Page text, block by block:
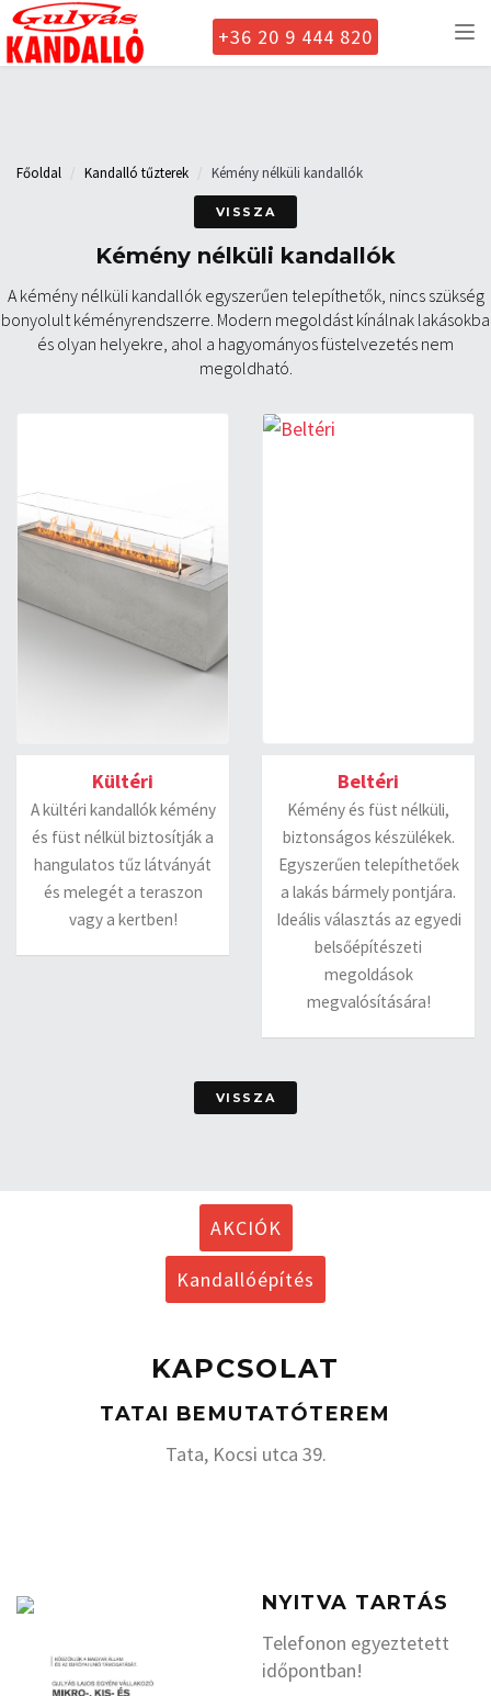
+36 20 9 444 820
Főoldal Kandalló tűzterek Kémény nélküli kandallók
VISSZA
Kémény nélküli kandallók
A kémény nélküli kandallók egyszerűen telepíthetők, nincs szükség
bonyolult kéményrendszerre. Modern megoldást kínálnak lakásokba
és olyan helyekre, ahol a hagyományos füstelvezetés nem
megoldható.
Kültéri
A kültéri kandallók kémény
és füst nélkül biztosítják a
hangulatos tűz látványát
és melegét a teraszon
vagy a kertben!
Beltéri
Kémény és füst nélküli,
biztonságos készülékek.
Egyszerűen telepíthetőek
a lakás bármely pontjára.
Ideális választás az egyedi
belsőépítészeti
megoldások
megvalósítására!
VISSZA
AKCIÓK
Kandallóépítés
KAPCSOLAT
TATAI BEMUTATÓTEREM
Tata, Kocsi utca 39.
NYITVA TARTÁS
Telefonon egyeztetett
időpontban!